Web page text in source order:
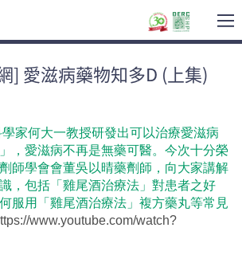
] 愛滋病藥物知多D (上集)
家何大一教授研發出可以治療愛滋病
，愛滋病不再是無藥可醫。今次十分榮
師學會會董吳以晴藥劑師，向大家講解
，包括「雞尾酒治療法」對患者之好
服用「雞尾酒治療法」複方藥丸等常見
www.youtube.com/watch?